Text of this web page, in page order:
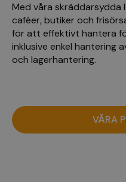
Med våra skräddarsydda
caféer, butiker och
för att effektivt hantera
inklusive enkel hantering
och lagerhantering.
VÅRA